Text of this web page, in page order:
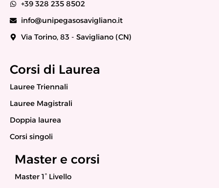
+39 328 235 8502
info@unipegasosavigliano.it
Via Torino, 83 - Savigliano (CN)
Corsi di Laurea
Lauree Triennali
Lauree Magistrali
Doppia laurea
Corsi singoli
Master e corsi
Master 1° Livello